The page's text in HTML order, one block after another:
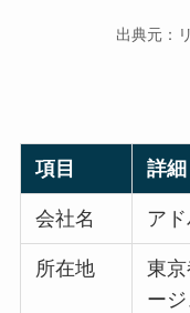
出典元：
項目 詳細
会社名 ア
所在地
東
ー